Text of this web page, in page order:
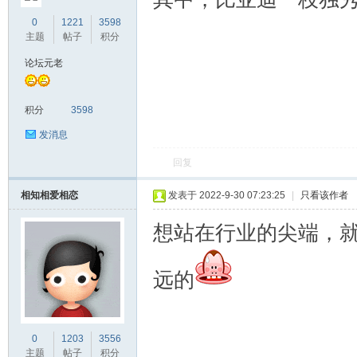
0
主题
1221
帖子
3598
积分
论坛元老
积分 3598
发消息
回复
相知相爱相恋
0
主题
1203
帖子
3556
积分
发表于 2022-9-30 07:23:25 只看该作者
想站在行业的尖端，
远的